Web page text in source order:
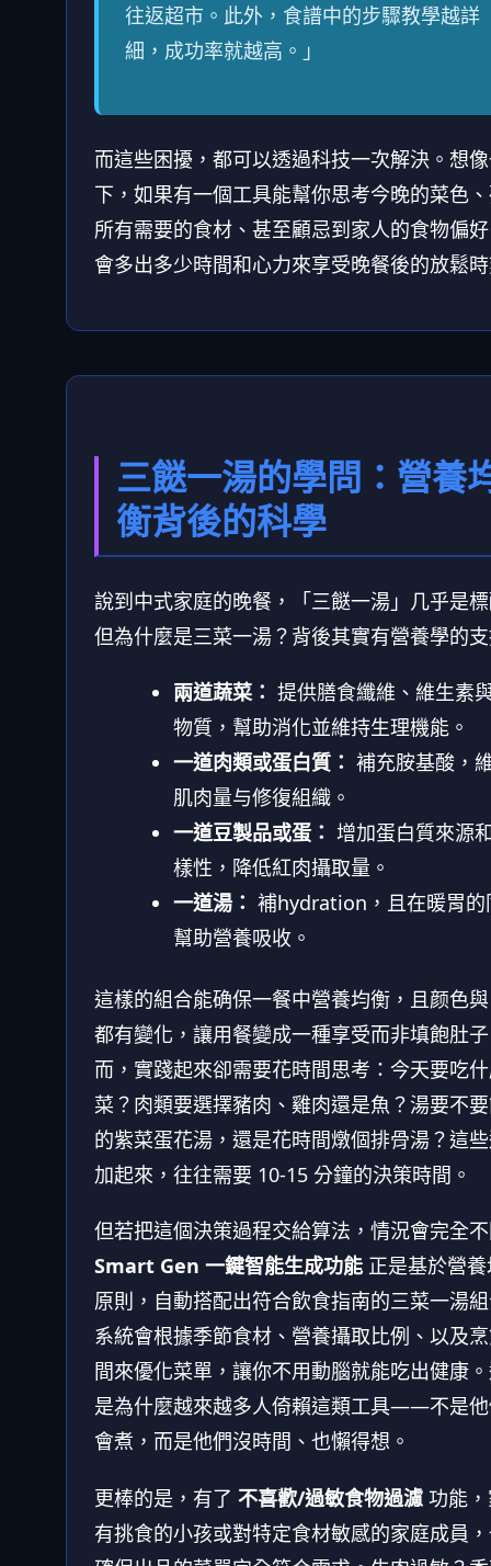
往返超市。此外，食譜中的步驟教學越詳
細，成功率就越高。」
而這些困擾，都可以透過科技一次解決。想
下，如果有一個工具能幫你思考今晚的菜色
所有需要的食材、甚至顧忌到家人的食物偏
會多出多少時間和心力來享受晚餐後的放鬆
三餸一湯的學問：營養
衡背後的科學
說到中式家庭的晚餐，「三餸一湯」几乎是
但為什麼是三菜一湯？背後其實有營養學的
兩道蔬菜： 提供膳食纖維、維生素
物質，幫助消化並維持生理機能。
一道肉類或蛋白質： 補充胺基酸，
肌肉量与修復組織。
一道豆製品或蛋： 增加蛋白質來源
樣性，降低紅肉攝取量。
一道湯： 補hydration，且在暖胃的
幫助營養吸收。
這樣的組合能确保一餐中營養均衡，且颜色
都有變化，讓用餐變成一種享受而非填飽肚
而，實踐起來卻需要花時間思考：今天要吃
菜？肉類要選擇豬肉、雞肉還是魚？湯要不
的紫菜蛋花湯，還是花時間燉個排骨湯？這
加起來，往往需要 10-15 分鐘的決策時間。
但若把這個決策過程交給算法，情況會完全
Smart Gen 一鍵智能生成功能 正是基於營
原則，自動搭配出符合飲食指南的三菜一湯
系統會根據季節食材、營養攝取比例、以及
間來優化菜單，讓你不用動腦就能吃出健康
是為什麼越來越多人倚賴這類工具——不是
會煮，而是他們沒時間、也懶得想。
更棒的是，有了 不喜歡/過敏食物過濾 功能
有挑食的小孩或對特定食材敏感的家庭成員